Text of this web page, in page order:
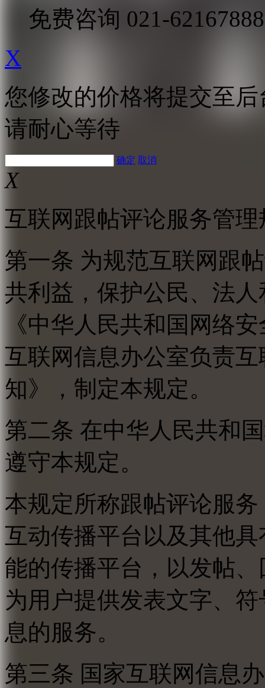
免费咨询 021-62167888
X
您修改的价格将提交至
请耐心等待
确定 取消
X
互联网跟帖评论服务管理
第一条 为规范互联网跟
共利益，保护公民、法
《中华人民共和国网络
互联网信息办公室负责
知》，制定本规定。
第二条 在中华人民共和
遵守本规定。
本规定所称跟帖评论服
互动传播平台以及其他
能的传播平台，以发帖
为用户提供发表文字、
息的服务。
第三条 国家互联网信息